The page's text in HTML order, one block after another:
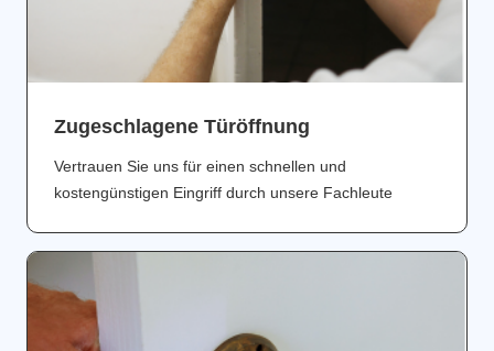
Zugeschlagene Türöffnung
Vertrauen Sie uns für einen schnellen und
kostengünstigen Eingriff durch unsere Fachleute